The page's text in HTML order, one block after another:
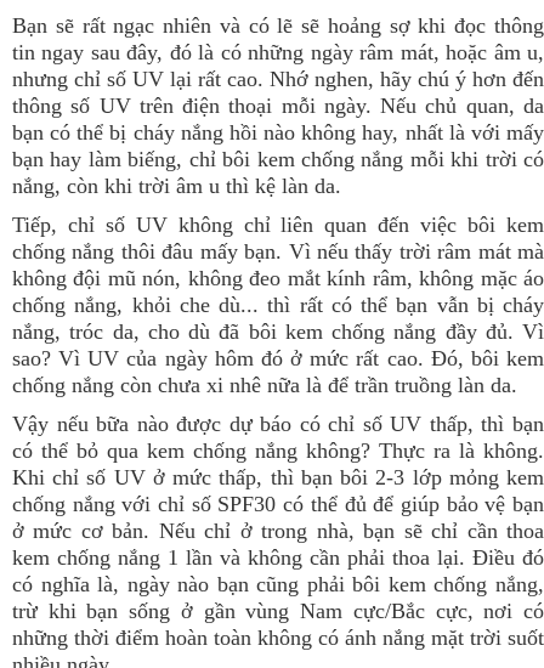
Bạn sẽ rất ngạc nhiên và có lẽ sẽ hoảng sợ khi đọc thông
tin ngay sau đây, đó là có những ngày râm mát, hoặc âm u,
nhưng chỉ số UV lại rất cao. Nhớ nghen, hãy chú ý hơn đến
thông số UV trên điện thoại mỗi ngày. Nếu chủ quan, da
bạn có thể bị cháy nắng hồi nào không hay, nhất là với mấy
bạn hay làm biếng, chỉ bôi kem chống nắng mỗi khi trời có
nắng, còn khi trời âm u thì kệ làn da.
Tiếp, chỉ số UV không chỉ liên quan đến việc bôi kem
chống nắng thôi đâu mấy bạn. Vì nếu thấy trời râm mát mà
không đội mũ nón, không đeo mắt kính râm, không mặc áo
chống nắng, khỏi che dù... thì rất có thể bạn vẫn bị cháy
nắng, tróc da, cho dù đã bôi kem chống nắng đầy đủ. Vì
sao? Vì UV của ngày hôm đó ở mức rất cao. Đó, bôi kem
chống nắng còn chưa xi nhê nữa là để trần truồng làn da.
Vậy nếu bữa nào được dự báo có chỉ số UV thấp, thì bạn
có thể bỏ qua kem chống nắng không? Thực ra là không.
Khi chỉ số UV ở mức thấp, thì bạn bôi 2-3 lớp mỏng kem
chống nắng với chỉ số SPF30 có thể đủ để giúp bảo vệ bạn
ở mức cơ bản. Nếu chỉ ở trong nhà, bạn sẽ chỉ cần thoa
kem chống nắng 1 lần và không cần phải thoa lại. Điều đó
có nghĩa là, ngày nào bạn cũng phải bôi kem chống nắng,
trừ khi bạn sống ở gần vùng Nam cực/Bắc cực, nơi có
những thời điểm hoàn toàn không có ánh nắng mặt trời suốt